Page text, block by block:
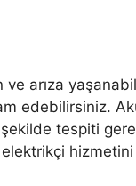
arıza
edebilirsiniz.
tespiti